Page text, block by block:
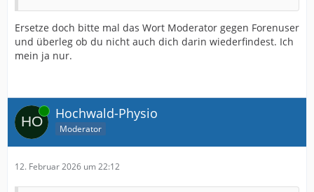
Ersetze doch bitte mal das Wort Moderator gegen Forenuser
und überleg ob du nicht auch dich darin wiederfindest. Ich
mein ja nur.
Online Hochwald-Physio
Moderator
12. Februar 2026 um 22:12